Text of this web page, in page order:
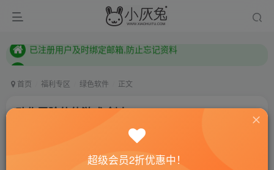
本站已开启QQ微信快速登录 ,拥有本站会员用户及时请问个人中心绑定！
首页 福利专区 绿色软件 正文
动作冒险仙侠游戏 剑来
超级会员2折优惠中！